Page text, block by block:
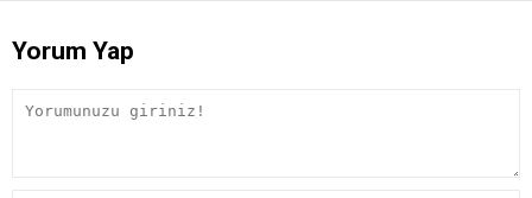
Yorum Yap